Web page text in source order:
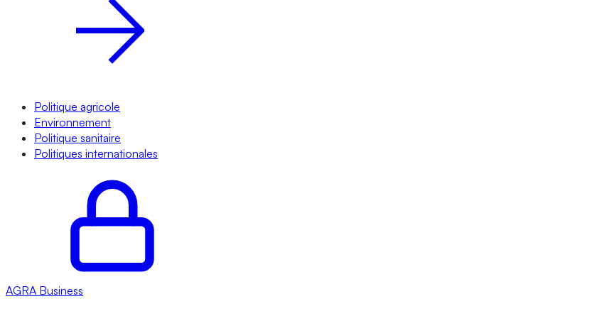
Politique agricole
Environnement
Politique sanitaire
Politiques internationales
AGRA Business